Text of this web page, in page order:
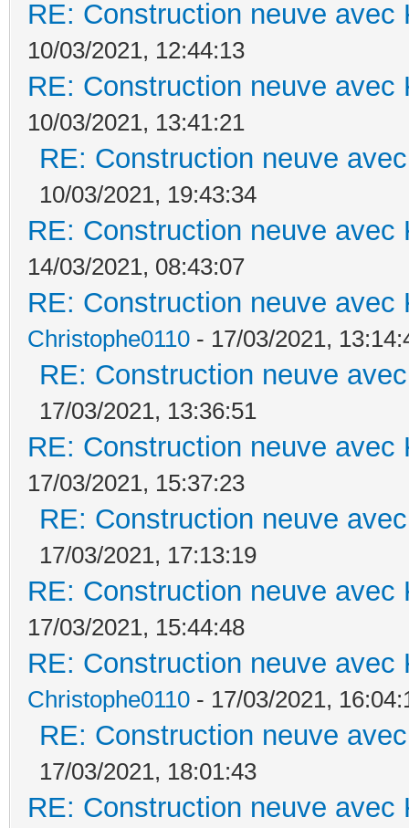
RE: Construction neuve avec
10/03/2021, 12:44:13
RE: Construction neuve avec
10/03/2021, 13:41:21
RE: Construction neuve
10/03/2021, 19:43:34
RE: Construction neuve avec
14/03/2021, 08:43:07
RE: Construction neuve avec
Christophe0110 - 17/03/2021,
RE: Construction neuve
17/03/2021, 13:36:51
RE: Construction neuve avec
17/03/2021, 15:37:23
RE: Construction neuve
17/03/2021, 17:13:19
RE: Construction neuve avec
17/03/2021, 15:44:48
RE: Construction neuve avec
Christophe0110 - 17/03/2021,
RE: Construction neuve
17/03/2021, 18:01:43
RE: Construction neuve avec